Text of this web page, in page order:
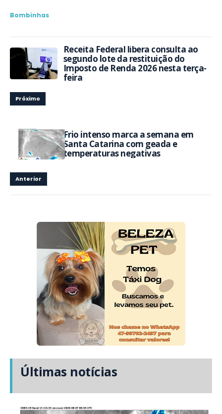
Bombinhas
Receita Federal libera consulta ao
segundo lote da restituição do
Imposto de Renda 2026 nesta terça-
feira
Próximo
Frio intenso marca a semana em
Santa Catarina com geada e
temperaturas negativas
Anterior
Últimas notícias